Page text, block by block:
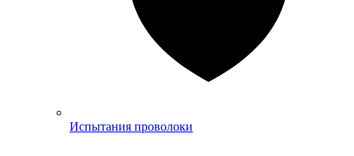
Испытания проволоки